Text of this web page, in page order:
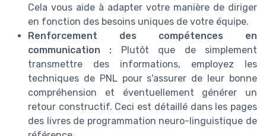
Cela vous aide à adapter votre manière de diriger
en fonction des besoins uniques de votre équipe.
Renforcement des compétences en
communication : Plutôt que de simplement
transmettre des informations, employez les
techniques de PNL pour s'assurer de leur bonne
compréhension et éventuellement générer un
retour constructif. Ceci est détaillé dans les pages
des livres de programmation neuro-linguistique de